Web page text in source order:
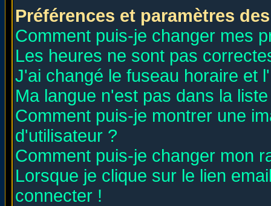
Préférences et paramètres
Comment puis-je changer mes
Les heures ne sont pas
J'ai changé le fuseau horaire et
Ma langue n'est pas dans la
Comment puis-je montrer une
d'utilisateur ?
Comment puis-je changer mon
Lorsque je clique sur le lien
connecter !